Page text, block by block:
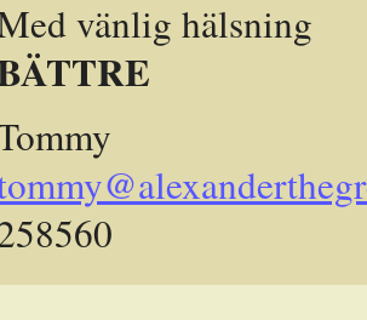
vänlig